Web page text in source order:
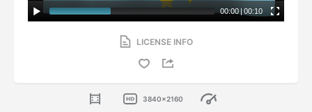
00:00 | 00:10
LICENSE INFO
3840x2160